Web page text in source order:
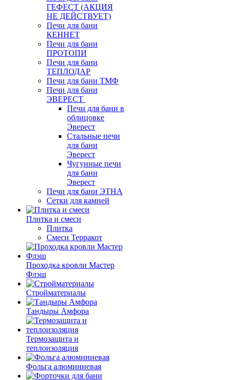
ГЕФЕСТ (АКЦИЯ
НЕ ДЕЙСТВУЕТ)
Печи для бани
КЕННЕТ
Печи для бани
ПРОТОПИ
Печи для бани
ТЕПЛОДАР
Печи для бани ТМФ
Печи для бани
ЭВЕРЕСТ
Печи для бани в
облицовке
Эверест
Стальные печи
для бани
Эверест
Чугунные печи
для бани
Эверест
Печи для бани ЭТНА
Сетки для камней
Плитка и смеси
Плитка
Смеси Терракот
Проходка кровли Мастер
Флэш
Стройматериалы
Тандыры Амфора
Термозащита и
теплоизоляция
Фольга алюминиевая